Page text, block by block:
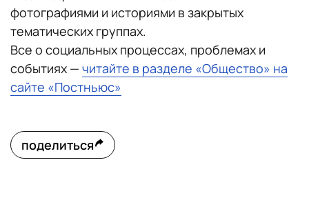
фотографиями и историями в закрытых
тематических группах.
Все о социальных процессах, проблемах и
событиях — читайте в разделе «Общество» на
сайте «Постньюс»
поделиться